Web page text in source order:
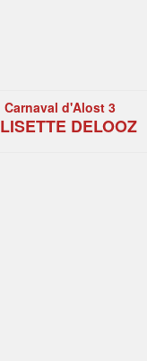
Carnaval d'Alost 3
LISETTE DELOOZ